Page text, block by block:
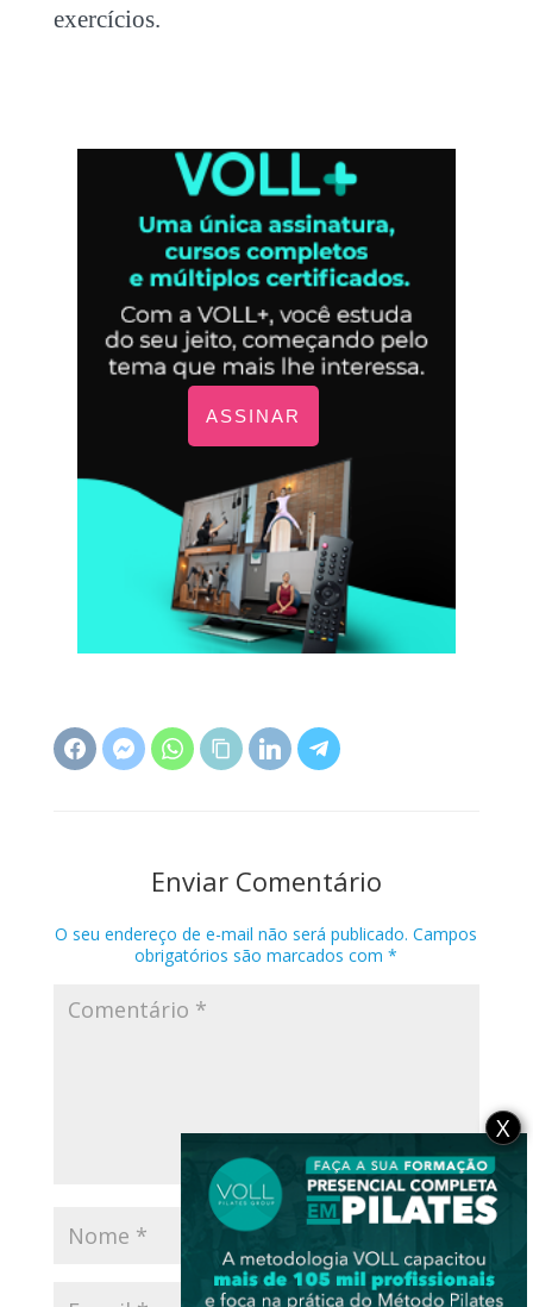
exercícios.
ASSINAR
Enviar Comentário
O seu endereço de e-mail não será publicado. Campos
obrigatórios são marcados com*
X